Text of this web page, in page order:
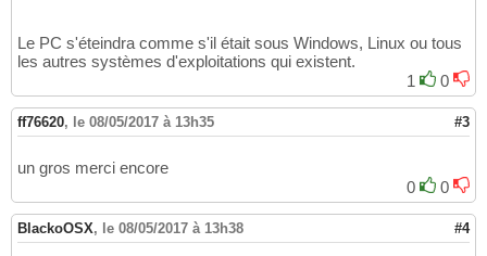
Le PC s'éteindra comme s'il était sous Windows, Linux ou tous
les autres systèmes d'exploitations qui existent.
1
0
ff76620, le 08/05/2017 à 13h35 #3
un gros merci encore
0
0
BlackoOSX, le 08/05/2017 à 13h38 #4